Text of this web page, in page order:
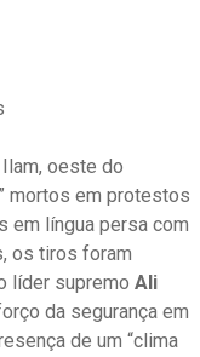
oeste do
mortos em protestos
em língua persa com
os tiros foram
líder supremo Ali
da segurança em
de um “clima